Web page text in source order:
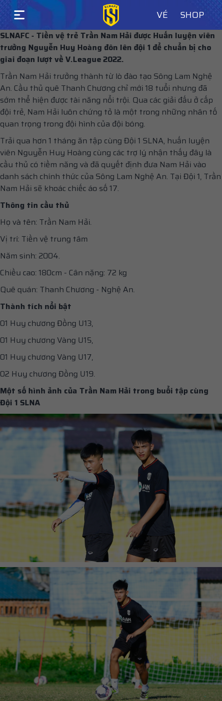
VÉ SHOP
SLNAFC - Tiền vệ trẻ Trần Nam Hải được Huấn luyện viên
trưởng Nguyễn Huy Hoàng đôn lên đội 1 để chuẩn bị cho
giai đoạn lượt về V.League 2022.
Trần Nam Hải trưởng thành từ lò đào tạo Sông Lam Nghệ
An. Cầu thủ quê Thanh Chương chỉ mới 18 tuổi nhưng đã
sớm thể hiện được tài năng nổi trội. Qua các giải đấu ở cấp
đội trẻ, Nam Hải luôn chứng tỏ là một trong những nhân tố
quan trọng trong đội hình của đội bóng.
Trải qua hơn 1 tháng ăn tập cùng Đội 1 SLNA, huấn luyện
viên Nguyễn Huy Hoàng cùng các trợ lý nhận thấy đây là
cầu thủ có tiềm năng và đã quyết định đưa Nam Hải vào
danh sách chính thức của Sông Lam Nghệ An. Tại Đội 1, Trần
Nam Hải sẽ khoác chiếc áo số 17.
Thông tin cầu thủ
Họ và tên: Trần Nam Hải.
Vị trí: Tiền vệ trung tâm
Năm sinh: 2004.
Chiều cao: 180cm - Cân nặng: 72 kg
Quê quán: Thanh Chương - Nghệ An.
Thành tích nổi bật
01 Huy chương Đồng U13,
01 Huy chương Vàng U15,
01 Huy chương Vàng U17,
02 Huy chương Đồng U19.
Một số hình ảnh của Trần Nam Hải trong buổi tập cùng
Đội 1 SLNA